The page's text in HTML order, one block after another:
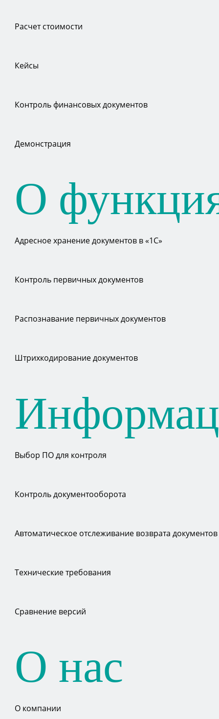
Расчет стоимости
Кейсы
Контроль финансовых документов
Демонстрация
О
Адресное хранение документов в «1С»
Контроль первичных документов
Распознавание первичных документов
Штрихкодирование документов
Выбор ПО для контроля
Контроль документооборота
Автоматическое отслеживание возврата документов
Технические требования
Сравнение версий
О нас
О компании